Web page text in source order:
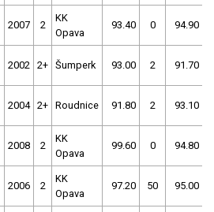
2007 2
KK
Opava
93.40 0 94.90
2002 2+ Šumperk 93.00 2 91.70
2004 2+ Roudnice 91.80 2 93.10
2008 2
KK
Opava
99.60 0 94.80
2006 2
KK
Opava
97.20 50 95.00